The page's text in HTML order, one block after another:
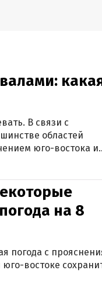
В связи с
областей
юго-востока и
на 8
погода с
востоке